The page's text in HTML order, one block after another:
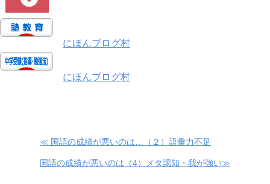
にほんブログ村
にほんブログ村
≪ 国語の成績が悪いのは…（２）語彙力不足
国語の成績が悪いのは（4）メタ認知・我が強い≫